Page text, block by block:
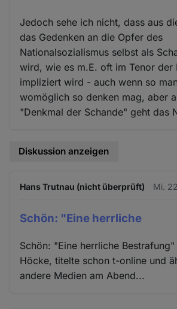
Jedoch sehe ich nicht, dass aus
das Gedenken an die Opfer des
Nationalsozialismus selbst als
wird, wie es m.E. oft im Tenor der
impliziert wird - auch wenn so
womöglich so denken mag, aber
"Denkmal der Schande" geht das
Diskussion anzeigen
Hans Trutnau (nicht überprüft) Mi.
Schön: "Eine herrliche
Schön: "Eine herrliche
Höcke, titelte schon t-online und
andere Medien am Abend...